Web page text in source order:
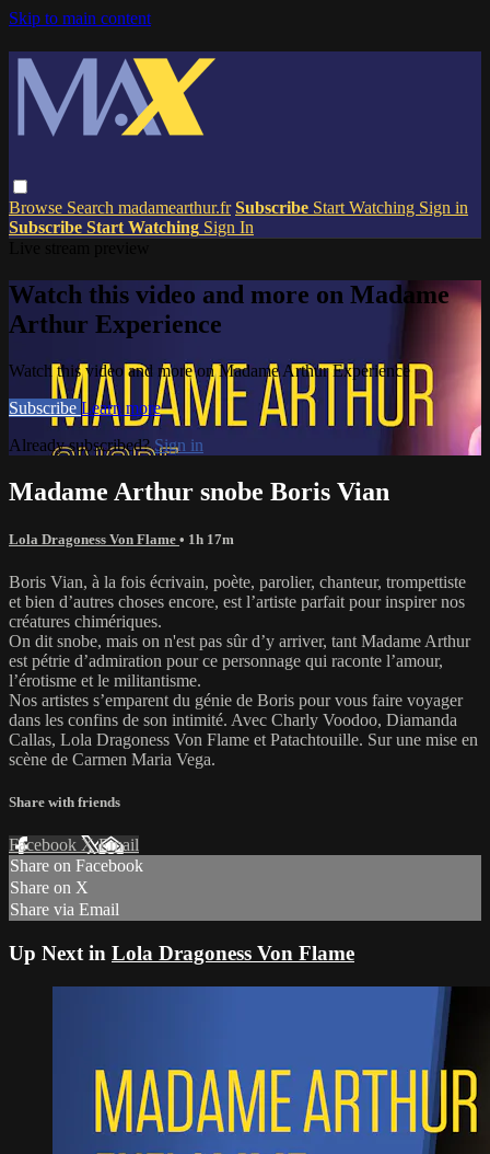
Skip to main content
Browse Search madamearthur.fr Subscribe Start Watching Sign in
Subscribe Start Watching Sign In
Watch this video and more on Madame
Arthur Experience
Watch this video and more on Madame Arthur Experience
Subscribe Learn more
Already subscribed?Sign in
Madame Arthur snobe Boris Vian
Lola Dragoness Von Flame • 1h 17m
Boris Vian, à la fois écrivain, poète, parolier, chanteur, trompettiste
et bien d’autres choses encore, est l’artiste parfait pour inspirer nos
créatures chimériques.
On dit snobe, mais on n'est pas sûr d’y arriver, tant Madame Arthur
est pétrie d’admiration pour ce personnage qui raconte l’amour,
l’érotisme et le militantisme.
Nos artistes s’emparent du génie de Boris pour vous faire voyager
dans les confins de son intimité. Avec Charly Voodoo, Diamanda
Callas, Lola Dragoness Von Flame et Patachtouille. Sur une mise en
scène de Carmen Maria Vega.
Share with friends
Facebook XEmail
Share on Facebook
Share on X
Share via Email
Up Next in Lola Dragoness Von Flame